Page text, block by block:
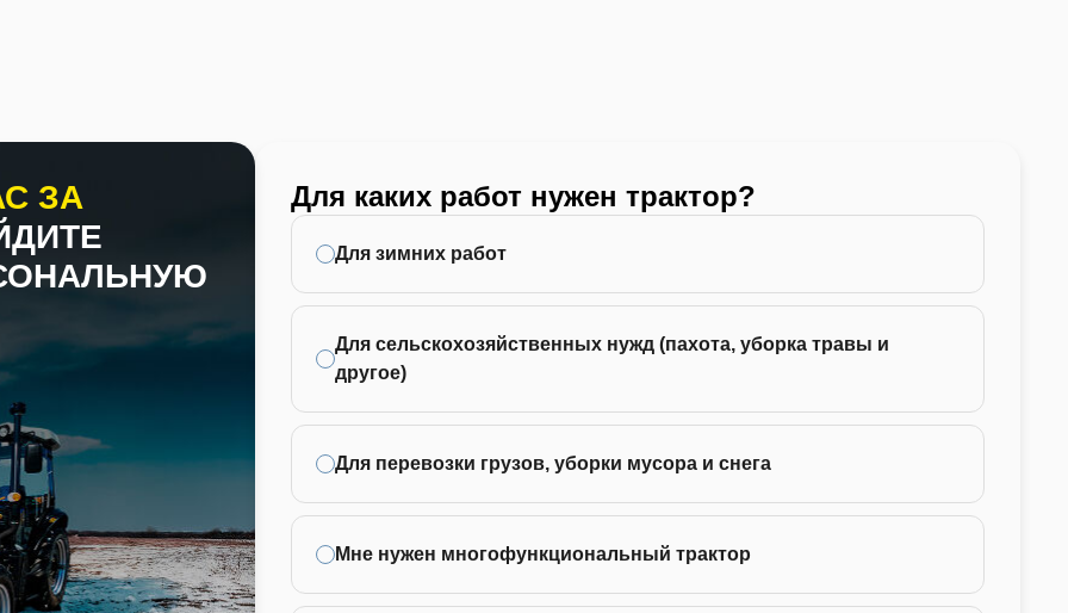
ЗА
Для каких работ нужен трактор?
Для зимних работ
Для сельскохозяйственных нужд (пахота, уборка травы и
другое)
Для перевозки грузов, уборки мусора и снега
Мне нужен многофункциональный трактор